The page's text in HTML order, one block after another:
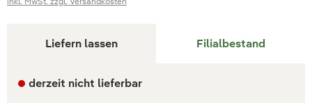
Liefern lassen Filialbestand
derzeit nicht lieferbar